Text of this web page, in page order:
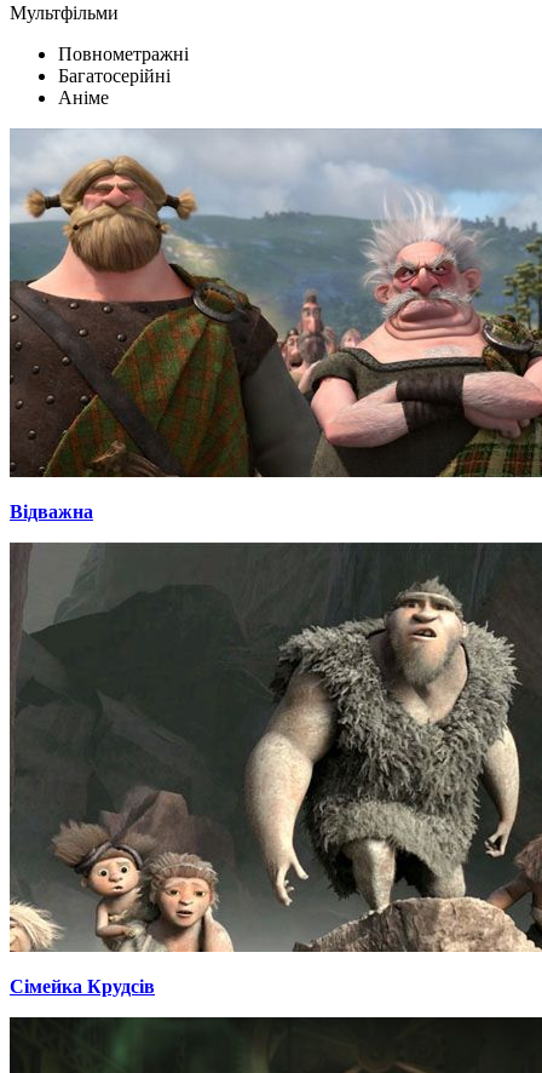
Мультфільми
Повнометражні
Багатосерійні
Аніме
Відважна
Сімейка Крудсів